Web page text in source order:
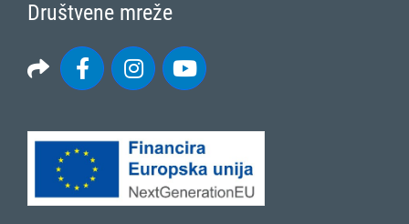
Društvene mreže